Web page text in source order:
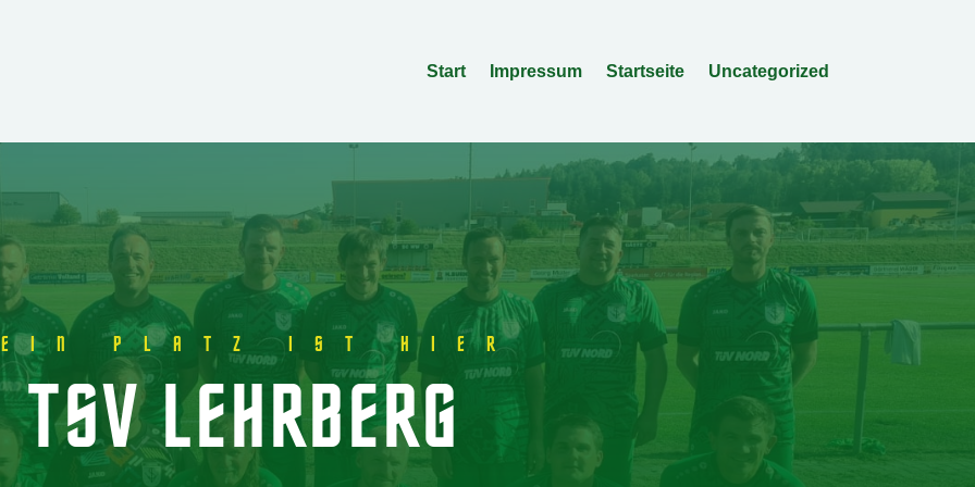
Start Impressum Startseite Uncategorized
PLATZ IST HIER
TSV LEHRBERG